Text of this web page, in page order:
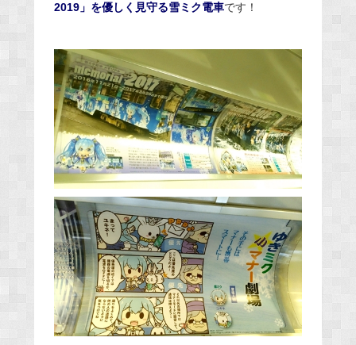
2019」を優しく見守る雪ミク電車です！